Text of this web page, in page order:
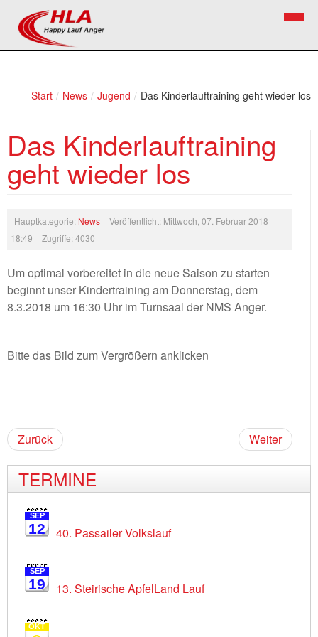
Start / News / Jugend / Das Kinderlauftraining geht wieder los
Das Kinderlauftraining
geht wieder los
Hauptkategorie: News
Veröffentlicht: Mittwoch, 07. Februar 2018
18:49
Zugriffe: 4030
Um optimal vorbereitet in die neue Saison zu starten
beginnt unser Kindertraining am Donnerstag, dem
8.3.2018 um 16:30 Uhr im Turnsaal der NMS Anger.
Bitte das Bild zum Vergrößern anklicken
Zurück Weiter
TERMINE
SEP
12 40. Passailer Volkslauf
SEP
19 13. Steirische ApfelLand Lauf
OKT
Verein
Kontakt
Mitglied werden
Bezirkslaufcup
Volkslauf
Bilder
Termine